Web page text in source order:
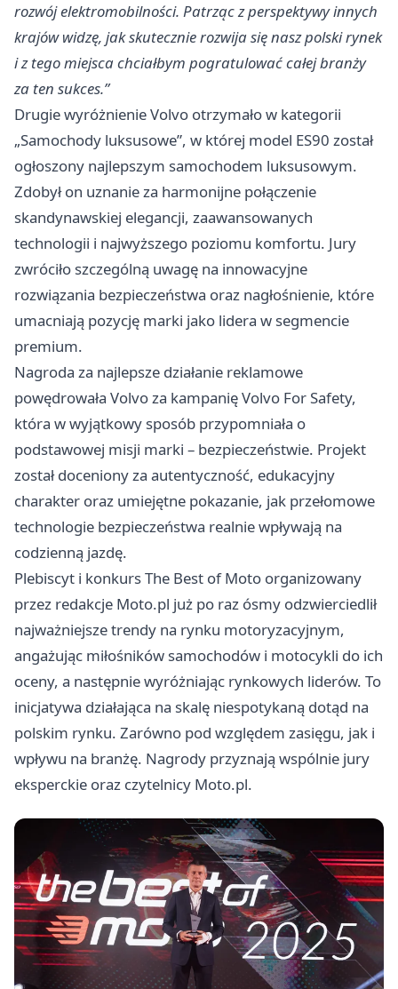
rozwój elektromobilności. Patrząc z perspektywy innych
krajów widzę, jak skutecznie rozwija się nasz polski rynek
i z tego miejsca chciałbym pogratulować całej branży
za ten sukces.”
Drugie wyróżnienie Volvo otrzymało w kategorii
„Samochody luksusowe”, w której model ES90 został
ogłoszony najlepszym samochodem luksusowym.
Zdobył on uznanie za harmonijne połączenie
skandynawskiej elegancji, zaawansowanych
technologii i najwyższego poziomu komfortu. Jury
zwróciło szczególną uwagę na innowacyjne
rozwiązania bezpieczeństwa oraz nagłośnienie, które
umacniają pozycję marki jako lidera w segmencie
premium.
Nagroda za najlepsze działanie reklamowe
powędrowała Volvo za kampanię Volvo For Safety,
która w wyjątkowy sposób przypomniała o
podstawowej misji marki – bezpieczeństwie. Projekt
został doceniony za autentyczność, edukacyjny
charakter oraz umiejętne pokazanie, jak przełomowe
technologie bezpieczeństwa realnie wpływają na
codzienną jazdę.
Plebiscyt i konkurs The Best of Moto organizowany
przez redakcje Moto.pl już po raz ósmy odzwierciedlił
najważniejsze trendy na rynku motoryzacyjnym,
angażując miłośników samochodów i motocykli do ich
oceny, a następnie wyróżniając rynkowych liderów. To
inicjatywa działająca na skalę niespotykaną dotąd na
polskim rynku. Zarówno pod względem zasięgu, jak i
wpływu na branżę. Nagrody przyznają wspólnie jury
eksperckie oraz czytelnicy Moto.pl.